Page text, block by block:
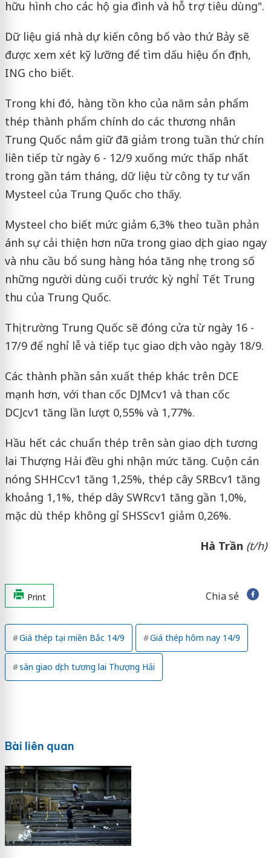
hữu hình cho các hộ gia đình và hỗ trợ tiêu dùng".
Dữ liệu giá nhà dự kiến ​​công bố vào thứ Bảy sẽ
được xem xét kỹ lưỡng để tìm dấu hiệu ổn định,
ING cho biết.
Trong khi đó, hàng tồn kho của năm sản phẩm
thép thành phẩm chính do các thương nhân
Trung Quốc nắm giữ đã giảm trong tuần thứ chín
liên tiếp từ ngày 6 - 12/9 xuống mức thấp nhất
trong gần tám tháng, dữ liệu từ công ty tư vấn
Mysteel của Trung Quốc cho thấy.
Mysteel cho biết mức giảm 6,3% theo tuần phản
ánh sự cải thiện hơn nữa trong giao dịch giao ngay
và nhu cầu bổ sung hàng hóa tăng nhẹ trong số
những người dùng cuối trước kỳ nghỉ Tết Trung
thu của Trung Quốc.
Thị trường Trung Quốc sẽ đóng cửa từ ngày 16 -
17/9 để nghỉ lễ và tiếp tục giao dịch vào ngày 18/9.
Các thành phần sản xuất thép khác trên DCE
mạnh hơn, với than cốc DJMcv1 và than cốc
DCJcv1 tăng lần lượt 0,55% và 1,77%.
Hầu hết các chuẩn thép trên sàn giao dịch tương
lai Thượng Hải đều ghi nhận mức tăng. Cuộn cán
nóng SHHCcv1 tăng 1,25%, thép cây SRBcv1 tăng
khoảng 1,1%, thép dây SWRcv1 tăng gần 1,0%,
mặc dù thép không gỉ SHSScv1 giảm 0,26%.
Hà Trần (t/h)
Print Chia sẻ
Giá thép tại miền Bắc 14/9 Giá thép hôm nay 14/9
sàn giao dịch tương lai Thượng Hải
Bài liên quan